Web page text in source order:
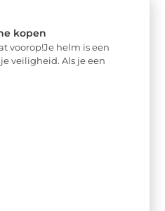
kopen
voorop!Je helm is een
veiligheid. Als je een